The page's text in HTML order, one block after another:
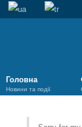
Головна
Новини та події